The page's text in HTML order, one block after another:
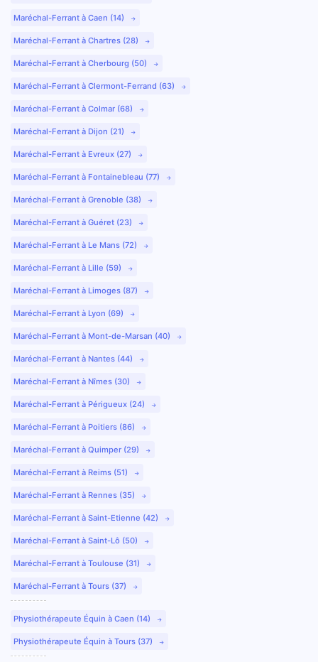
Maréchal-Ferrant à Caen (14)
Maréchal-Ferrant à Chartres (28)
Maréchal-Ferrant à Cherbourg (50)
Maréchal-Ferrant à Clermont-Ferrand (63)
Maréchal-Ferrant à Colmar (68)
Maréchal-Ferrant à Dijon (21)
Maréchal-Ferrant à Evreux (27)
Maréchal-Ferrant à Fontainebleau (77)
Maréchal-Ferrant à Grenoble (38)
Maréchal-Ferrant à Guéret (23)
Maréchal-Ferrant à Le Mans (72)
Maréchal-Ferrant à Lille (59)
Maréchal-Ferrant à Limoges (87)
Maréchal-Ferrant à Lyon (69)
Maréchal-Ferrant à Mont-de-Marsan (40)
Maréchal-Ferrant à Nantes (44)
Maréchal-Ferrant à Nîmes (30)
Maréchal-Ferrant à Périgueux (24)
Maréchal-Ferrant à Poitiers (86)
Maréchal-Ferrant à Quimper (29)
Maréchal-Ferrant à Reims (51)
Maréchal-Ferrant à Rennes (35)
Maréchal-Ferrant à Saint-Etienne (42)
Maréchal-Ferrant à Saint-Lô (50)
Maréchal-Ferrant à Toulouse (31)
Maréchal-Ferrant à Tours (37)
Physiothérapeute Équin à Caen (14)
Physiothérapeute Équin à Tours (37)